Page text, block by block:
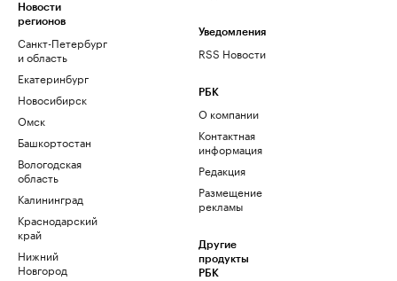
Новости
регионов
Санкт-Петербург
и область
Екатеринбург
Новосибирск
Омск
Башкортостан
Вологодская
область
Калининград
Краснодарский
край
Нижний
Новгород
Уведомления
RSS Новости
РБК
О компании
Контактная
информация
Редакция
Размещение
рекламы
Другие
продукты
РБК